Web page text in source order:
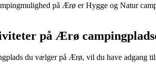
på Ærø er Hygge og Natur
på Ærø
du vælger på Ærø, vil du have adgang